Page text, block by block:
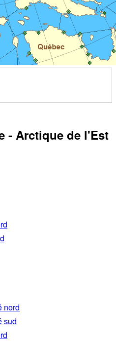
- Arctique de l'Est
nord
sud